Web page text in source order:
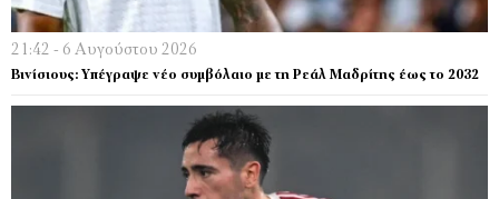
21:42 - 6 Αυγούστου 2026
Βινίσιους: Υπέγραψε νέο συμβόλαιο με τη Ρεάλ Μαδρίτης έως το 2032